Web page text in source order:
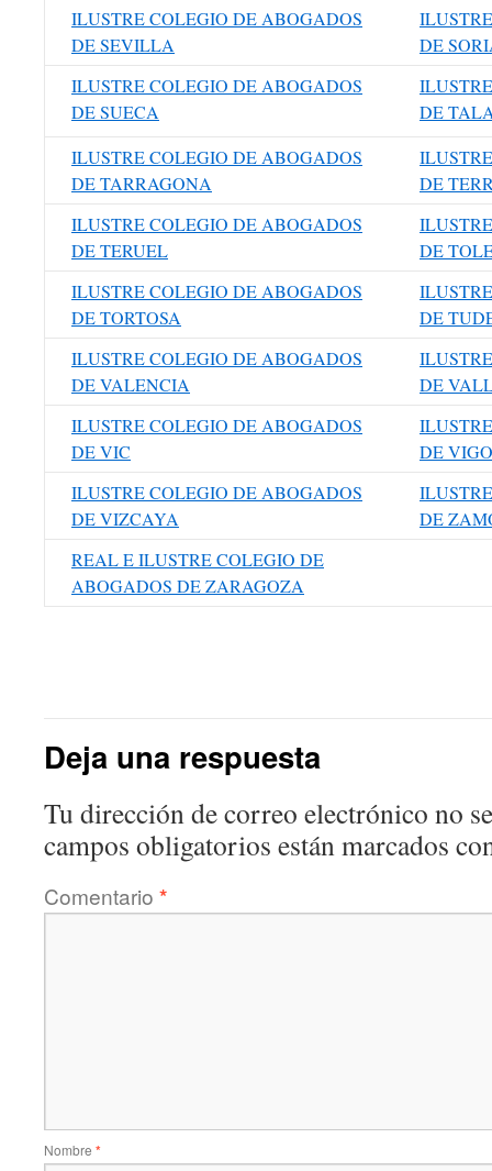
ILUSTRE COLEGIO DE ABOGADOS
DE SEVILLA
DE
ILUSTRE COLEGIO DE ABOGADOS
DE SUECA
DE
ILUSTRE COLEGIO DE ABOGADOS
DE TARRAGONA
DE
ILUSTRE COLEGIO DE ABOGADOS
DE TERUEL
DE
ILUSTRE COLEGIO DE ABOGADOS
DE TORTOSA
DE
ILUSTRE COLEGIO DE ABOGADOS
DE VALENCIA
DE
ILUSTRE COLEGIO DE ABOGADOS
DE VIC
DE VIGO
ILUSTRE COLEGIO DE ABOGADOS
DE VIZCAYA
DE
REAL E ILUSTRE COLEGIO DE
ABOGADOS DE ZARAGOZA
Deja una respuesta
Tu dirección de correo electrónico no
campos obligatorios están marcados
Comentario *
Nombre *